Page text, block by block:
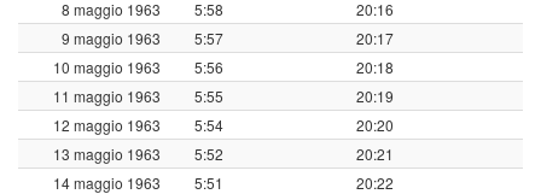
8 maggio 1963 5:58
20:16
9 maggio 1963
5:57
20:17
10 maggio 1963
5:56
20:18
11 maggio 1963
5:55
20:19
12 maggio 1963
5:54
20:20
13 maggio 1963
5:52
20:21
14 maggio 1963
5:51
20:22